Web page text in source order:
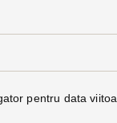
pentru data